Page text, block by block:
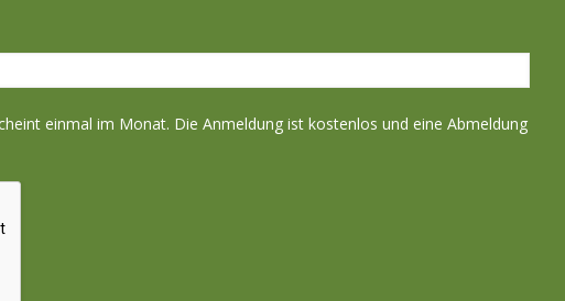
einmal im Monat. Die Anmeldung ist kostenlos und eine Abmeldung